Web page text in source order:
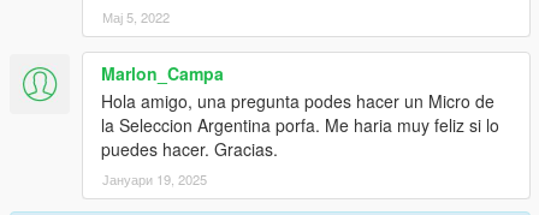
Мај 5, 2022
Marlon_Campa
Hola amigo, una pregunta podes hacer un Micro de
la Seleccion Argentina porfa. Me haria muy feliz si lo
puedes hacer. Gracias.
Јануари 19, 2025